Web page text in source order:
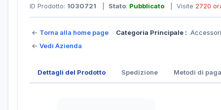
ID Prodotto: 1030721 Stato: Pubblicato | Visite 2720
← Torna alla home page
← Vedi Azienda
Categoria Principale :
Dettagli del Prodotto Spedizione Metodi di